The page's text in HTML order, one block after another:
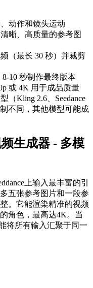
动作和镜头运动
晰、高质量的参考图
（最长 30 秒）并裁剪
10 秒制作最终版本
或 4K 用于成品质量
（Kling 2.6、Seedance
不同，其他模型可能成
生成器 - 多模
上输入最丰富的引
五张参考图片和一段参
。它能渲染精准的视频
角色，最高达4K。当
将所有输入汇聚于同一